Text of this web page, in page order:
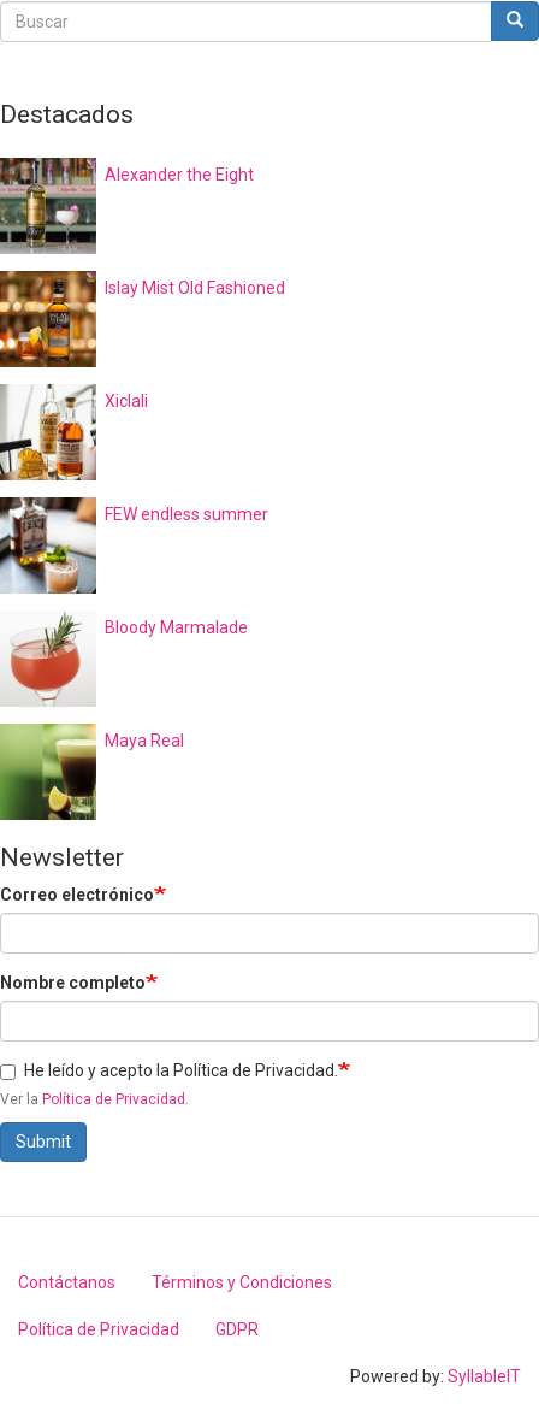
Buscar
Buscar
Destacados
Alexander the Eight
Islay Mist Old Fashioned
Xiclali
FEW endless summer
Bloody Marmalade
Maya Real
Newsletter
Correo electrónico
Nombre completo
He leído y acepto la Política de Privacidad.
Ver la Política de Privacidad .
Submit
Footer
menu
Contáctanos Términos y Condiciones
Política de Privacidad GDPR
Powered by: SyllableIT